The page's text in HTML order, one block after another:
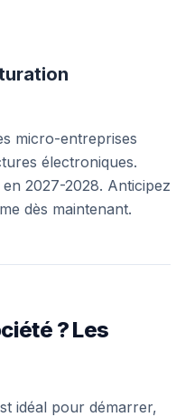
micro-entreprises
électroniques.
2027-2028. Anticipez
dès maintenant.
? Les
idéal pour démarrer,